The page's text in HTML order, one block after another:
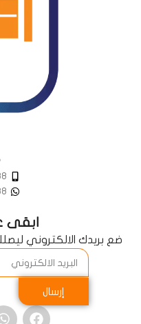
ابقى
ضع بريدك الالكتروني
إرسال